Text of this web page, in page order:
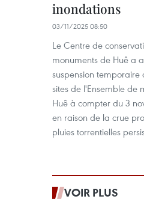
inondations
03/11/2025 08:50
Le Centre de
monuments de Huê a
suspension temporaire
sites de l'Ensemble de
Huê à compter du 3
en raison de la crue
pluies torrentielles
VOIR PLUS